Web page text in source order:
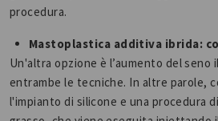
procedura.
Mastoplastica additiva ibrida:
Un'altra opzione è l’aumento del seno
entrambe le tecniche. In altre parole,
l'impianto di silicone e una procedura